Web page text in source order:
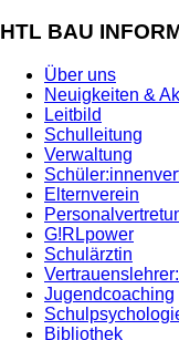
HTL BAU
Über uns
Neuigkeiten &
Leitbild
Schulleitung
Verwaltung
Elternverein
G!RLpower
Schulärztin
Jugendcoaching
Bibliothek